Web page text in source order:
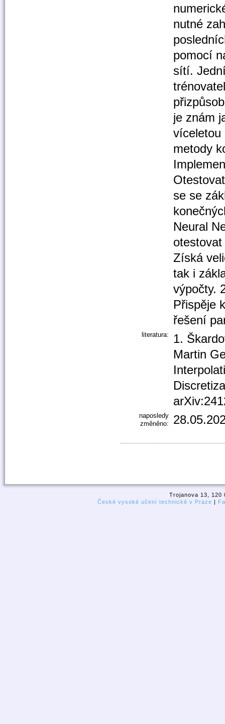
nutné
pomocí
sítí.
je znám
víceletou
metody
se se
Neural
Získá
tak i
výpočty.
Přispěje
řešení
literatura:
1.
Martin
naposledy
změněno:
Trojanova 13, 120
České vysoké učení technické v Praze